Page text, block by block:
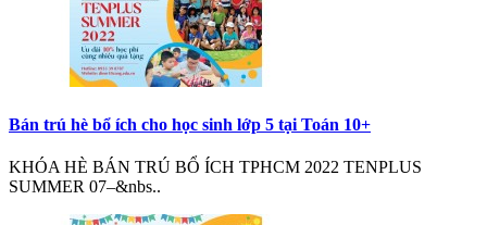
Bán trú hè bổ ích cho học sinh lớp 5 tại Toán 10+
KHÓA HÈ BÁN TRÚ BỔ ÍCH TPHCM 2022 TENPLUS
SUMMER 07–&nbs..